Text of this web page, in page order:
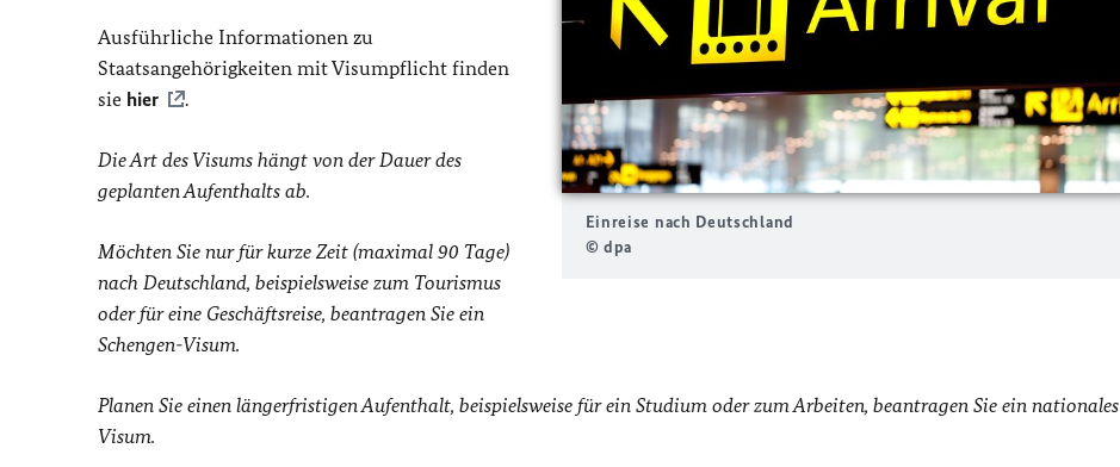
Einreise nach Deutschland
© dpa
Ausführliche Informationen zu
Staatsangehörigkeiten mit Visumpflicht finden
sie hier .
Die Art des Visums hängt von der Dauer des
geplanten Aufenthalts ab.
Möchten Sie nur für kurze Zeit (maximal 90 Tage)
nach Deutschland, beispielsweise zum Tourismus
oder für eine Geschäftsreise, beantragen Sie ein
Schengen-Visum.
Planen Sie einen längerfristigen Aufenthalt, beispielsweise für ein Studium oder zum Arbeiten, beantragen Sie ein nationales
Visum.